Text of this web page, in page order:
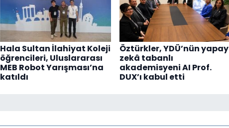
Hala Sultan İlahiyat Koleji
öğrencileri, Uluslararası
MEB Robot Yarışması’na
katıldı
Öztürkler, YDÜ’nün yapay
zekâ tabanlı
akademisyeni AI Prof.
DUX’ı kabul etti